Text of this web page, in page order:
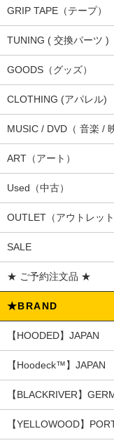
GRIP TAPE（テープ）
TUNING ( 交換パーツ )
GOODS（グッズ）
CLOTHING (アパレル)
MUSIC / DVD（ 音楽 /
ART（アート）
Used（中古）
OUTLET（アウトレット
SALE
★ ご予約注文品 ★
★BRAND
【HOODED】JAPAN
【Hoodeck™️】JAPAN
【BLACKRIVER】
【YELLOWOOD】